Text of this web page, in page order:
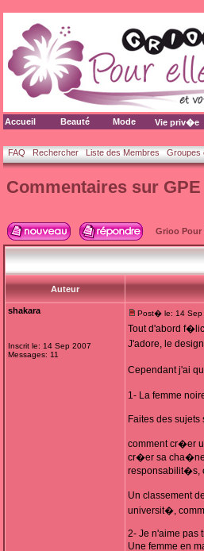
Accueil Beauté Mode Vie priv�e
FAQ Rechercher Liste des Membres Groupes
Commentaires sur GPE
Grioo Pour
Auteur
shakara
Inscrit le: 14 Sep 2007
Messages: 11
Post� le: 14 Sep
Tout d'abord
J'adore, le
Cependant j'ai
1- La femme
Faites des
comment cr�er
cr�er sa cha�ne
responsabilit�s,
Un classement
universit�,
2- Je n'aime pas
Une femme en